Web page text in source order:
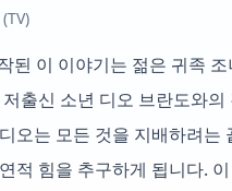
된 이 이야기는 젊은 귀족
출신 소년 디오 브란도와
오는 모든 것을 지배하려
적 힘을 추구하게 됩니다.